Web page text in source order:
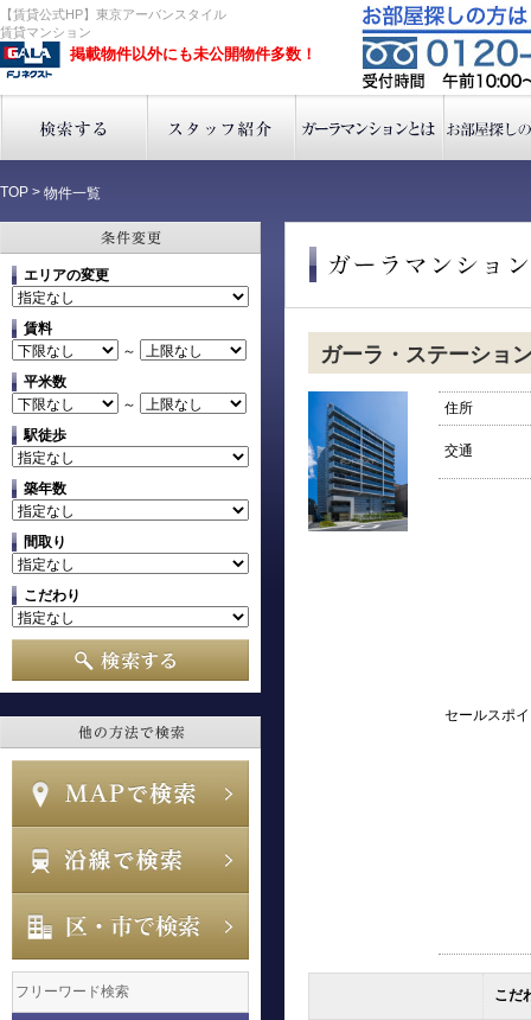
【賃貸公式HP】東京アーバンスタイル
賃貸マンション
掲載物件以外にも未公開物件多数！
TOP > 物件一覧
エリアの変更
賃料
～
平米数
～
駅徒歩
築年数
間取り
こだわり
ガーラ・ステーショ
住所
交通
セールスポ
こだ